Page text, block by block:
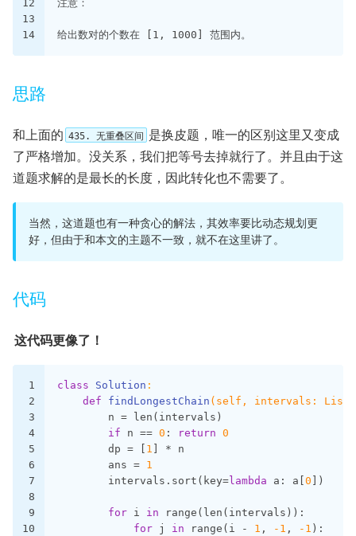
12
13
14
注意：
给出数对的个数在 [1, 1000] 范围内。
思路
和上面的 435. 无重叠区间
是换皮题，唯一的区别这里又变成
了严格增加。没关系，我们把等号去掉就行了。并且由于这
道题求解的是最长的长度，因此转化也不需要了。
当然，这道题也有一种贪心的解法，其效率要比动态规划更
好，但由于和本文的主题不一致，就不在这里讲了。
代码
这代码更像了！
1
2
3
4
5
6
7
8
9
10
class Solution :
def
findLongestChain (self, intervals:
        n = len(intervals)
if n == 0 : return 0
        dp = [
1 ] * n
        ans =
1
        intervals.sort(key=
lambda a: a[ 0 ])
for i in range(len(intervals)):
for j in range(i - 1 , -1 , -1 ):